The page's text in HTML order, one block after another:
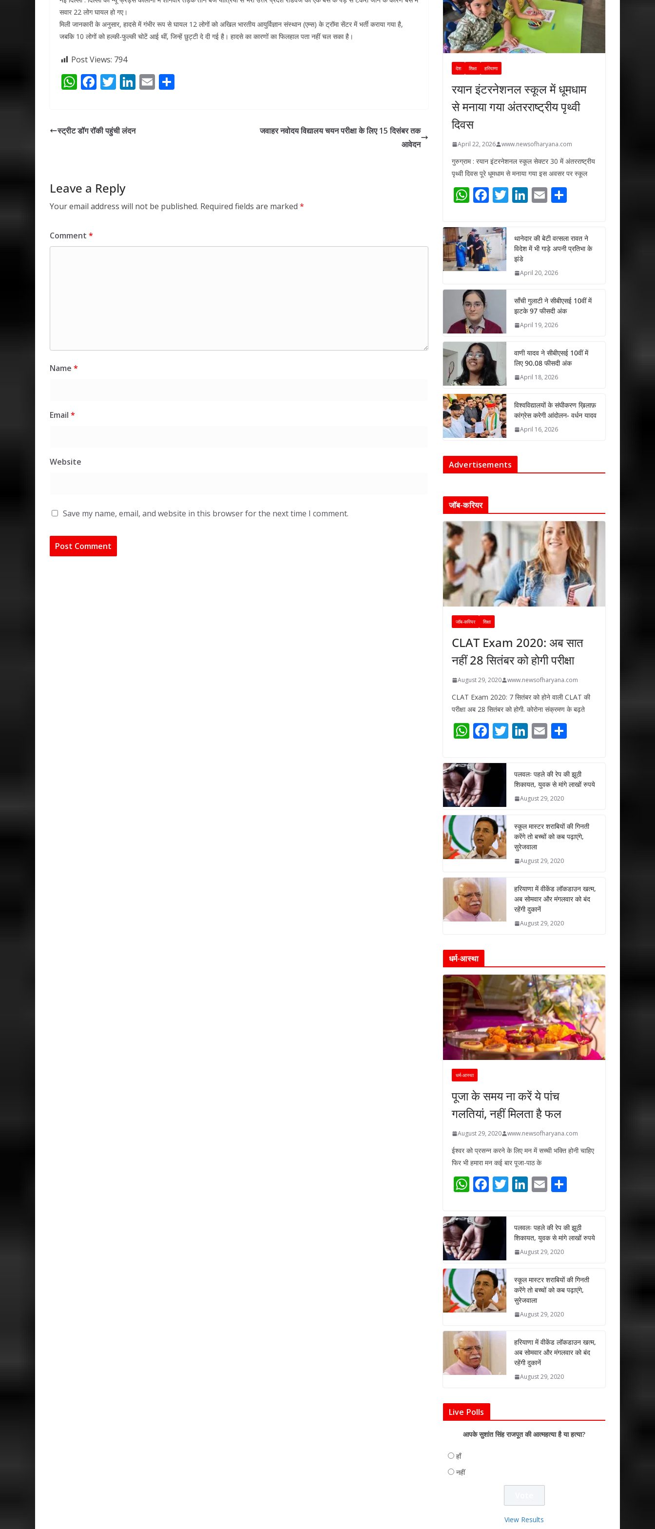
सवार 22 लोग घायल हो गए।
मिली जानकारी के अनुसार, हादसे में गंभीर रूप से घायल 12 लोगों को अखिल भारतीय आयुर्विज्ञान संस्थान (एम्स) के ट्रॉमा सेंटर में भर्ती कराया गया है,
जबकि 10 लोगों को हल्की-फुल्की चोटें आई थीं, जिन्हें छुट्टी दे दी गई है। हादसे का कारणों का फिलहाल पता नहीं चल सका है।
Post Views: 794
W
s
F
b
T
er
Li
e
E
स्ट्रीट डॉग रॉकी पहुंची लंदन
जवाहर नवोदय विद्यालय चयन परीक्षा के लिए 15 दिसंबर तक
आवेदन
Leave a Reply
Your email address will not be published. Required fields are marked *
Comment *
Name *
Email *
Website
Save my name, email, and website in this browser for the next time I comment.
देश शिक्षा हरियाणा
रयान इंटरनेशनल स्कूल में धूमधाम
से मनाया गया अंतरराष्ट्रीय पृथ्वी
दिवस
April 22, 2026 www.newsofharyana.com
गुरुग्राम : रयान इंटरनेशनल स्कूल सेक्टर 30 में अंतरराष्ट्रीय
पृथ्वी दिवस पूरे धूमधाम से मनाया गया इस अवसर पर स्कूल
W
at
s
A
p
p
F
e
b
o
o
k
T
er
Li
e
dI
n
E
l e
थानेदार की बेटी वत्सला रावत ने
विदेश में भी गाड़े अपनी प्रतिभा के
झंडे
April 20, 2026
साँची गुलाटी ने सीबीएसई 10वीं में
झटके 97 फीसदी अंक
April 19, 2026
वाणी यादव ने सीबीएसई 10वीं में
लिए 90.08 फीसदी अंक
April 18, 2026
विश्वविद्यालयों के संघीकरण ख़िलाफ़
कांग्रेस करेगी आंदोलन- वर्धन यादव
April 16, 2026
Advertisements
जॉब-करियर
जॉब-करियर शिक्षा
CLAT Exam 2020: अब सात
नहीं 28 सितंबर को होगी परीक्षा
August 29, 2020 www.newsofharyana.com
CLAT Exam 2020: 7 सितंबर को होने वाली CLAT की
परीक्षा अब 28 सितंबर को होगी. कोरोना संक्रमण के बढ़ते
W
at
s
A
p
p
F
e
b
o
k
T
er
Li
e
dI
n
E
l e
पलवलः पहले की रेप की झूठी
शिकायत, युवक से मांगे लाखों रुपये
August 29, 2020
स्कूल मास्टर शराबियों की गिनती
करेंगे तो बच्चों को कब पढ़ाएंगे,
सुरेजवाला
August 29, 2020
हरियाणा में वीकेंड लॉकडाउन खत्म,
अब सोमवार और मंगलवार को बंद
रहेंगी दुकानें
August 29, 2020
धर्म-आस्था
धर्म-आस्था
पूजा के समय ना करें ये पांच
गलतियां, नहीं मिलता है फल
August 29, 2020 www.newsofharyana.com
ईश्वर को प्रसन्न करने के लिए मन में सच्ची भक्ति होनी चाहिए
फिर भी हमारा मन कई बार पूजा-पाठ के
W
at
s
A
p
p
F
e
b
o
k
T
er
Li
e
dI
n
E
l e
पलवलः पहले की रेप की झूठी
शिकायत, युवक से मांगे लाखों रुपये
August 29, 2020
स्कूल मास्टर शराबियों की गिनती
करेंगे तो बच्चों को कब पढ़ाएंगे,
सुरेजवाला
August 29, 2020
हरियाणा में वीकेंड लॉकडाउन खत्म,
अब सोमवार और मंगलवार को बंद
रहेंगी दुकानें
August 29, 2020
Live Polls
आपके सुशांत सिंह राजपूत की आत्महत्या है या हत्या?
हाँ
नहीं
View Results